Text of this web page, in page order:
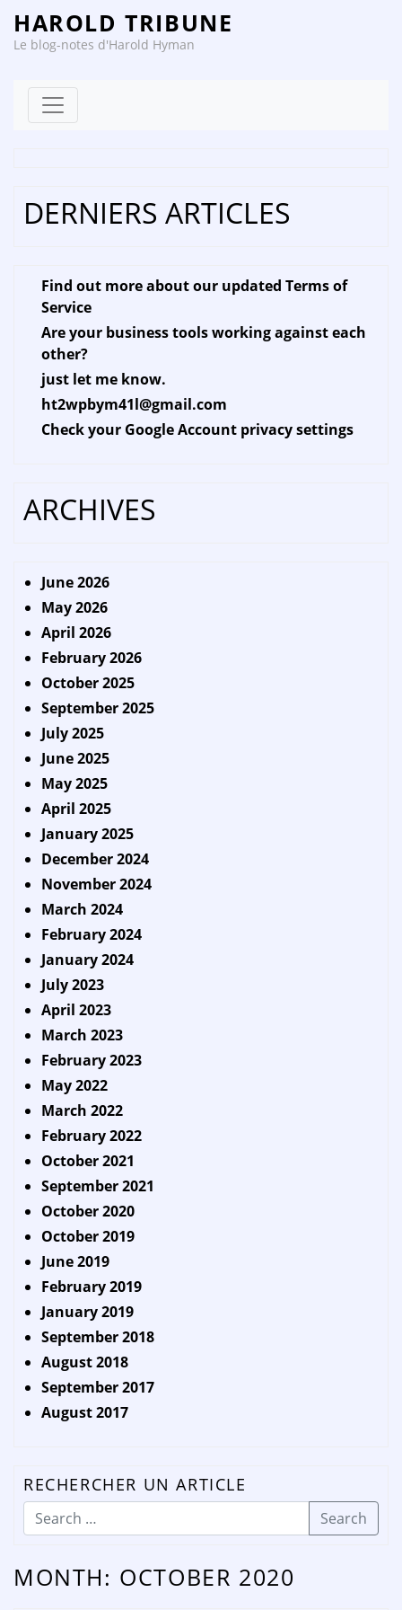
HAROLD TRIBUNE
Le blog-notes d'Harold Hyman
DERNIERS ARTICLES
Find out more about our updated Terms of
Service
Are your business tools working against each
other?
just let me know.
ht2wpbym41l@gmail.com
Check your Google Account privacy settings
ARCHIVES
June 2026
May 2026
April 2026
February 2026
October 2025
September 2025
July 2025
June 2025
May 2025
April 2025
January 2025
December 2024
November 2024
March 2024
February 2024
January 2024
July 2023
April 2023
March 2023
February 2023
May 2022
March 2022
February 2022
October 2021
September 2021
October 2020
October 2019
June 2019
February 2019
January 2019
September 2018
August 2018
September 2017
August 2017
RECHERCHER UN ARTICLE
Search
MONTH: OCTOBER 2020